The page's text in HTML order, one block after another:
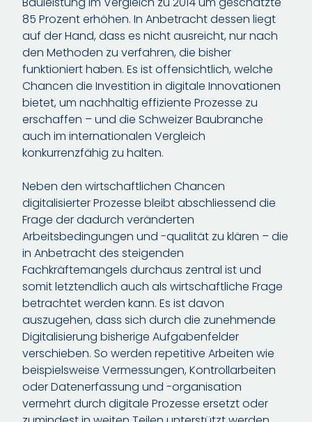
85 Prozent erhöhen. In Anbetracht dessen liegt
auf der Hand, dass es nicht ausreicht, nur nach
den Methoden zu verfahren, die bisher
funktioniert haben. Es ist offensichtlich, welche
Chancen die Investition in digitale Innovationen
bietet, um nachhaltig effiziente Prozesse zu
erschaffen – und die Schweizer Baubranche
auch im internationalen Vergleich
konkurrenzfähig zu halten.
Neben den wirtschaftlichen Chancen
digitalisierter Prozesse bleibt abschliessend die
Frage der dadurch veränderten
Arbeitsbedingungen und -qualität zu klären – die
in Anbetracht des steigenden
Fachkräftemangels durchaus zentral ist und
somit letztendlich auch als wirtschaftliche Frage
betrachtet werden kann. Es ist davon
auszugehen, dass sich durch die zunehmende
Digitalisierung bisherige Aufgabenfelder
verschieben. So werden repetitive Arbeiten wie
beispielsweise Vermessungen, Kontrollarbeiten
oder Datenerfassung und -organisation
vermehrt durch digitale Prozesse ersetzt oder